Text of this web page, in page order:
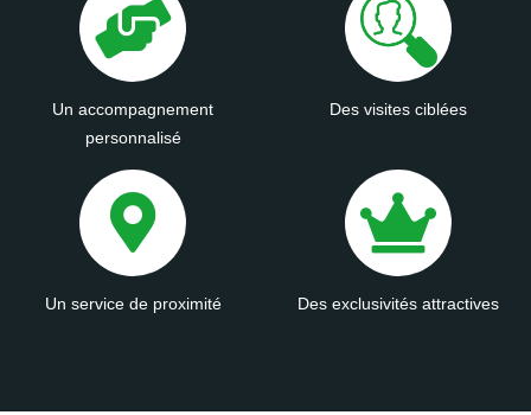
Un accompagnement
personnalisé
Des visites ciblées
Un service de proximité Des exclusivités attractives